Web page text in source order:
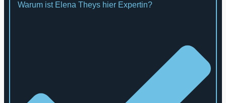
Warum ist Elena Theys hier Expertin?